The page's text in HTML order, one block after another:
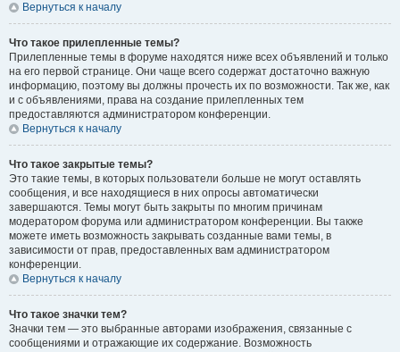
Вернуться к началу
Что такое прилепленные темы?
Прилепленные темы в форуме находятся ниже всех объявлений и только
на его первой странице. Они чаще всего содержат достаточно важную
информацию, поэтому вы должны прочесть их по возможности. Так же, как
и с объявлениями, права на создание прилепленных тем
предоставляются администратором конференции.
Вернуться к началу
Что такое закрытые темы?
Это такие темы, в которых пользователи больше не могут оставлять
сообщения, и все находящиеся в них опросы автоматически
завершаются. Темы могут быть закрыты по многим причинам
модератором форума или администратором конференции. Вы также
можете иметь возможность закрывать созданные вами темы, в
зависимости от прав, предоставленных вам администратором
конференции.
Вернуться к началу
Что такое значки тем?
Значки тем — это выбранные авторами изображения, связанные с
сообщениями и отражающие их содержание. Возможность